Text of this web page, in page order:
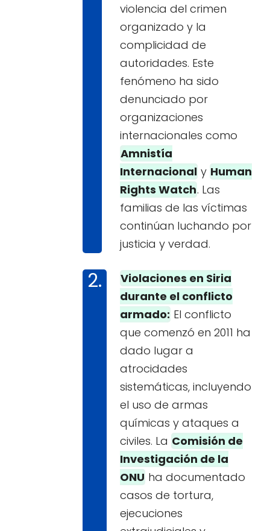
violencia del crimen
organizado y la
complicidad de
autoridades. Este
fenómeno ha sido
denunciado por
organizaciones
internacionales como
Amnistía
Internacional y Human
Rights Watch. Las
familias de las víctimas
continúan luchando por
justicia y verdad.
Violaciones en Siria
durante el conflicto
armado: El conflicto
que comenzó en 2011 ha
dado lugar a
atrocidades
sistemáticas, incluyendo
el uso de armas
químicas y ataques a
civiles. La Comisión de
Investigación de la
ONU ha documentado
casos de tortura,
ejecuciones